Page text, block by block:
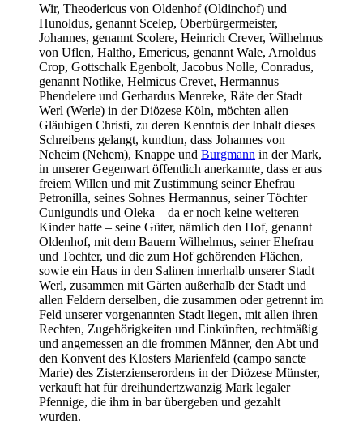
Wir, Theodericus von Oldenhof (Oldinchof) und
Hunoldus, genannt Scelep, Oberbürgermeister,
Johannes, genannt Scolere, Heinrich Crever, Wilhelmus
von Uflen, Haltho, Emericus, genannt Wale, Arnoldus
Crop, Gottschalk Egenbolt, Jacobus Nolle, Conradus,
genannt Notlike, Helmicus Crevet, Hermannus
Phendelere und Gerhardus Menreke, Räte der Stadt
Werl (Werle) in der Diözese Köln, möchten allen
Gläubigen Christi, zu deren Kenntnis der Inhalt dieses
Schreibens gelangt, kundtun, dass Johannes von
Neheim (Nehem), Knappe und Burgmann in der Mark,
in unserer Gegenwart öffentlich anerkannte, dass er aus
freiem Willen und mit Zustimmung seiner Ehefrau
Petronilla, seines Sohnes Hermannus, seiner Töchter
Cunigundis und Oleka – da er noch keine weiteren
Kinder hatte – seine Güter, nämlich den Hof, genannt
Oldenhof, mit dem Bauern Wilhelmus, seiner Ehefrau
und Tochter, und die zum Hof gehörenden Flächen,
sowie ein Haus in den Salinen innerhalb unserer Stadt
Werl, zusammen mit Gärten außerhalb der Stadt und
allen Feldern derselben, die zusammen oder getrennt im
Feld unserer vorgenannten Stadt liegen, mit allen ihren
Rechten, Zugehörigkeiten und Einkünften, rechtmäßig
und angemessen an die frommen Männer, den Abt und
den Konvent des Klosters Marienfeld (campo sancte
Marie) des Zisterzienserordens in der Diözese Münster,
verkauft hat für dreihundertzwanzig Mark legaler
Pfennige, die ihm in bar übergeben und gezahlt
wurden.